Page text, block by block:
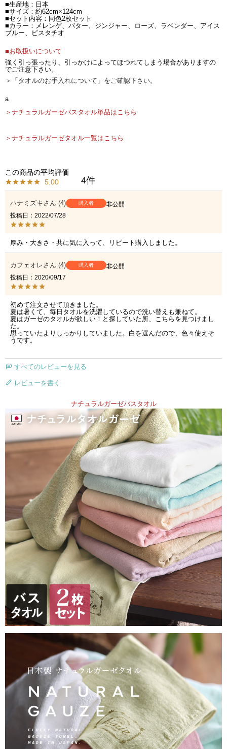
■生産地：日本
■サイズ：約62cm×124cm
■セット内容：同色2枚セット
■カラー：メレンゲ、バター、ジンジャー、ローズ、ラベンダー、アイス
ブルー、ピスタチオ
■お取扱いについて
強く引っ張ったり、引っかけによってほつれてしまう場合がありますの
でご注意下さい。
＞「タオルのお手入れについて」をご確認下さい。
a
＞ナチュラルガーゼバスタオル単品はこちら
＞ナチュラルガーゼタオル一覧はこちら
5.00 4
ハナミズキ 4 購入者
非公開
投稿日
2022/07/28
厚み・大きさ・共に気に入って、リピート購入しました。
カフェオレ 4 購入者
非公開
投稿日
2020/09/17
初めて注文させて頂きました。
夏は暑くて、毎日タオルを洗濯しているので洗い替えも兼ねて。
夏はガーゼのタオルが欲しい！と探していた所、こちらを見つけまし
た。
思っていたよりしっかりしていました。白を選んだので、色々使えそ
うです。
すべてのレビューを見る
レビューを書く
ナチュラルガーゼバスタオル